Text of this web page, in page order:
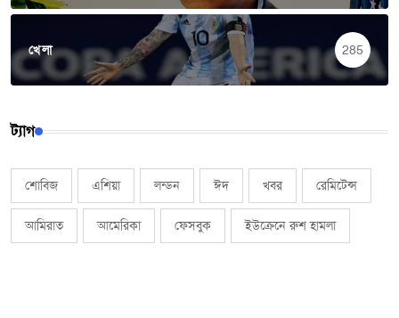
খেলা 285
ট্যাগ
শোবিজ এশিয়া লন্ডন ঈদ খবর রেমিটেন্স
আমিরাত আমেরিকা ফেসবুক ইউক্রেনে রুশ হামলা